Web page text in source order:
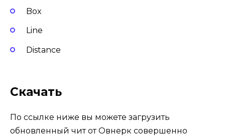
Box
Line
Distance
Скачать
По ссылке ниже вы можете загрузить
обновленный чит от Овнерк совершенно